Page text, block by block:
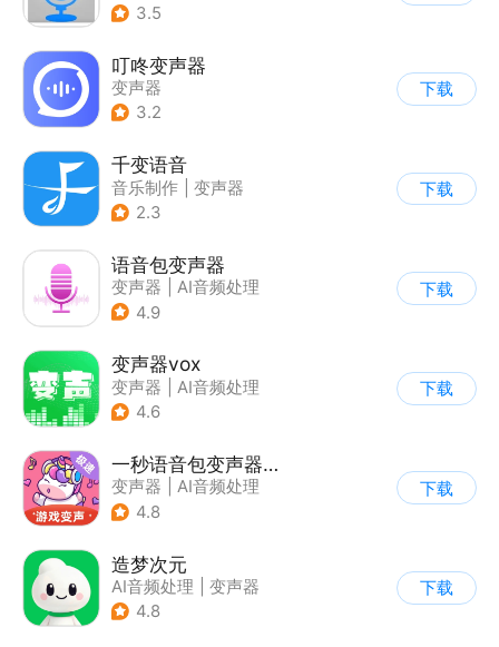
3.5
叮咚变声器
变声器
3.2
下载
千变语音
音乐制作
变声器
2.3
下载
语音包变声器
变声器
AI音频处理
4.9
下载
变声器vox
变声器
AI音频处理
4.6
下载
一秒语音包变声器极速版
变声器
AI音频处理
4.8
下载
造梦次元
AI音频处理
变声器
4.8
下载